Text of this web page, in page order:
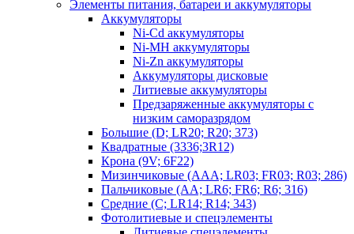
Элементы питания, батареи и аккумуляторы
Аккумуляторы
Ni-Cd аккумуляторы
Ni-MH аккумуляторы
Ni-Zn аккумуляторы
Аккумуляторы дисковые
Литиевые аккумуляторы
Предзаряженные аккумуляторы с
низким саморазрядом
Большие (D; LR20; R20; 373)
Квадратные (3336;3R12)
Крона (9V; 6F22)
Мизинчиковые (AAA; LR03; FR03; R03; 286)
Пальчиковые (AA; LR6; FR6; R6; 316)
Средние (C; LR14; R14; 343)
Фотолитиевые и спецэлементы